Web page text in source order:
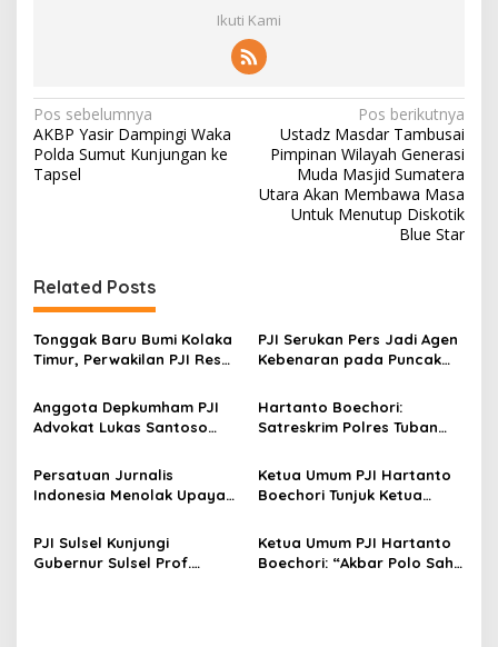
Ikuti Kami
N
a
v
a
s
i
p
o
s
Pos sebelumnya
AKBP Yasir Dampingi Waka
Polda Sumut Kunjungan ke
Tapsel
Pos berikutnya
Ustadz Masdar Tambusai
Pimpinan Wilayah Generasi
Muda Masjid Sumatera
Utara Akan Membawa Masa
Untuk Menutup Diskotik
Blue Star
Related Posts
Tonggak Baru Bumi Kolaka
Timur, Perwakilan PJI Resmi
PJI Serukan Pers Jadi Agen
Kebenaran pada Puncak
Anggota Depkumham PJI
Advokat Lukas Santoso
Hartanto Boechori:
Satreskrim Polres Tuban
Percobaan Pembunuhan
Jurnalis
Persatuan Jurnalis
Indonesia Menolak Upaya
Terhadap Kebebasan Pers
Ketua Umum PJI Hartanto
Boechori Tunjuk Ketua
Depkumham PJI
PJI Sulsel Kunjungi
Gubernur Sulsel Prof.
Ketua Umum PJI Hartanto
Boechori: “Akbar Polo Sah